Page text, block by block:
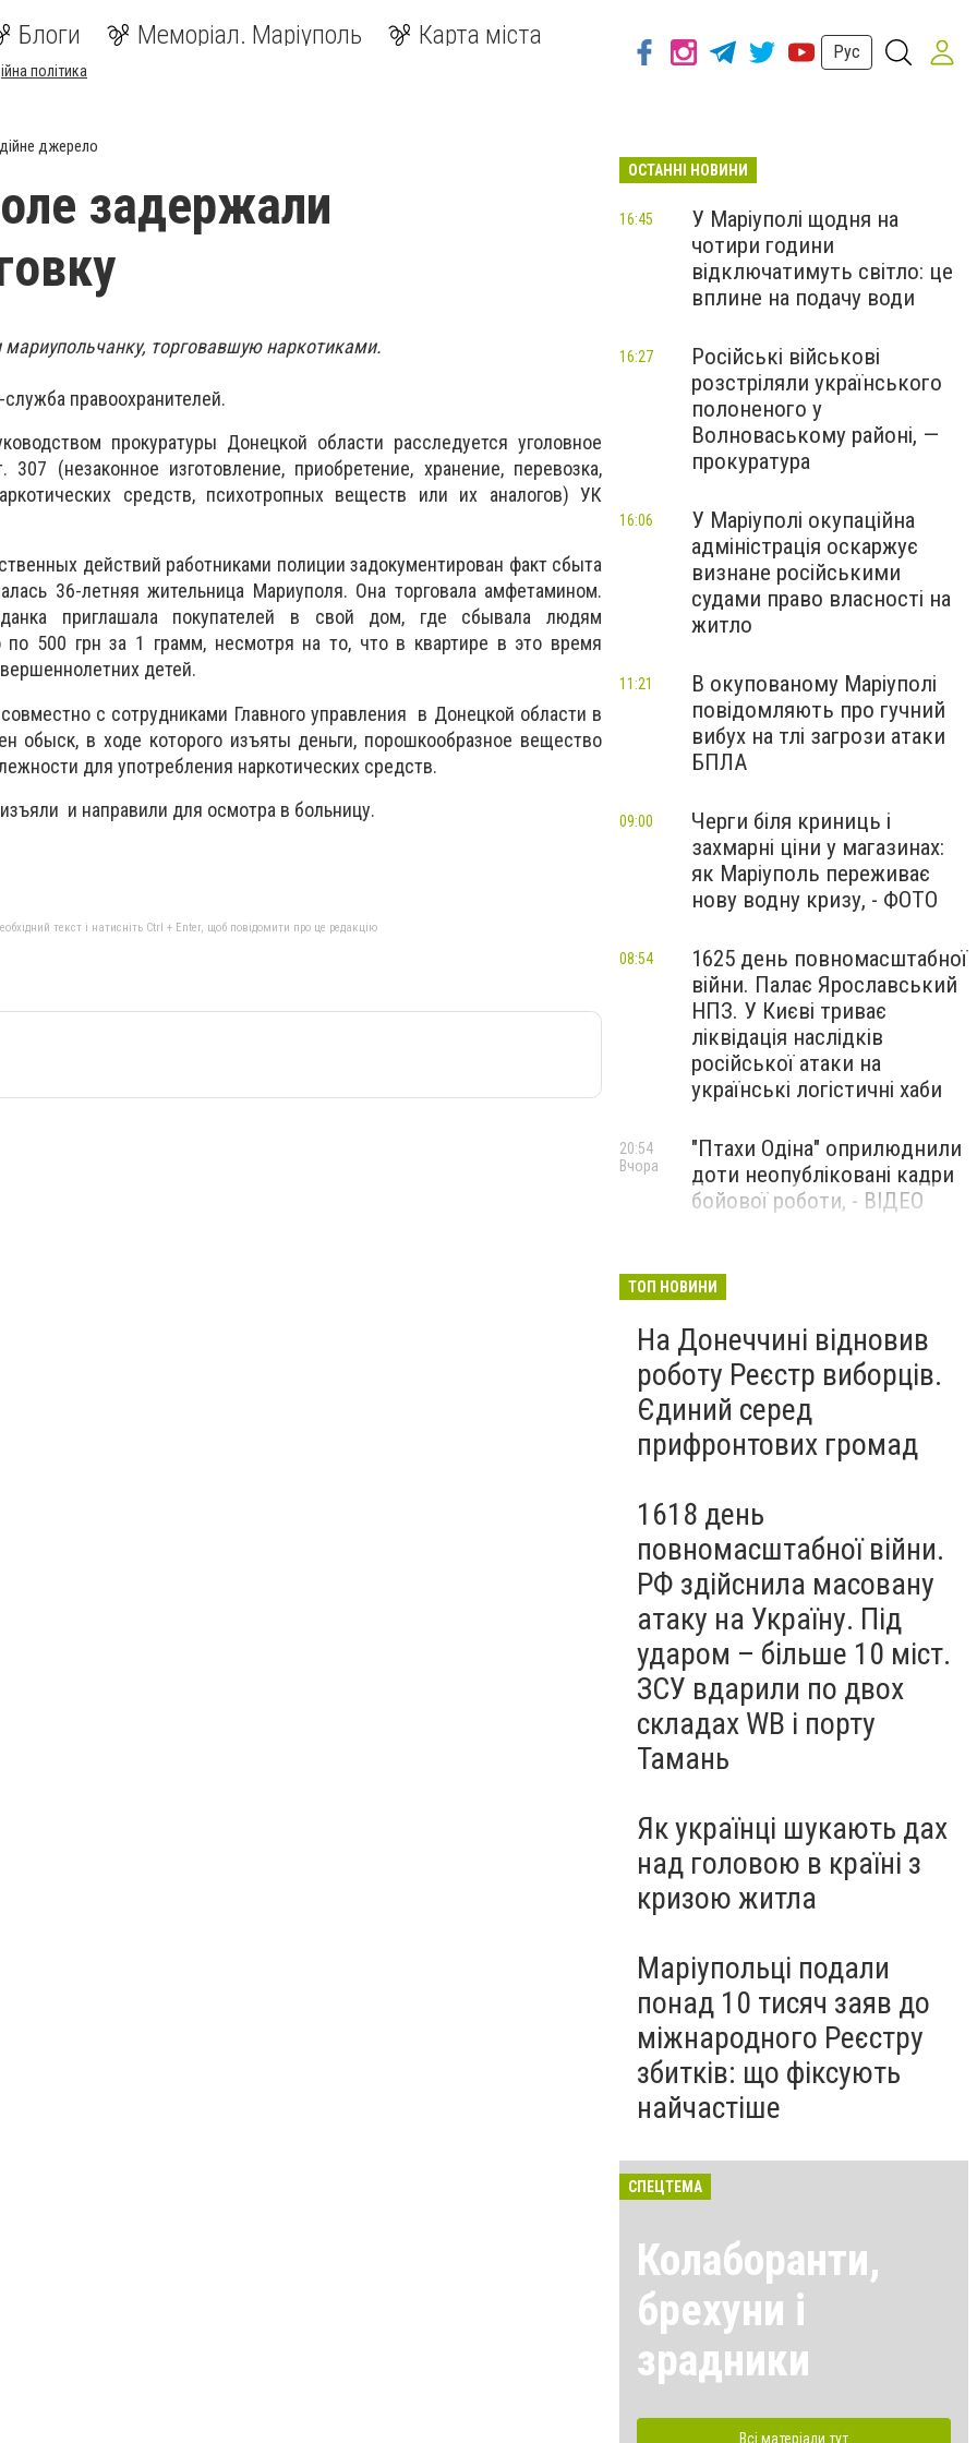
Блоги Меморіал. Маріуполь Карта міста
політика
Рус
джерело
задержали
мариупольчанку, торговавшую наркотиками.
правоохранителей.
прокуратуры Донецкой области расследуется уголовное
(незаконное изготовление, приобретение, хранение, перевозка,
средств, психотропных веществ или их аналогов) УК
действий работниками полиции задокументирован факт сбыта
36-летняя жительница Мариуполя. Она торговала амфетамином.
приглашала покупателей в свой дом, где сбывала людям
по 500 грн за 1 грамм, несмотря на то, что в квартире в это время
детей.
с сотрудниками Главного управления в Донецкой области в
обыск, в ходе которого изъяты деньги, порошкообразное вещество
для употребления наркотических средств.
и направили для осмотра в больницу.
текст і натисніть Ctrl + Enter, щоб повідомити про це редакцію
ОСТАННІ НОВИНИ
У Маріуполі щодня на
чотири години
відключатимуть світло: це
вплине на подачу води
16:45
Російські військові
розстріляли українського
полоненого у
Волноваському районі, —
прокуратура
16:27
У Маріуполі окупаційна
адміністрація оскаржує
визнане російськими
судами право власності на
житло
16:06
В окупованому Маріуполі
повідомляють про гучний
вибух на тлі загрози атаки
БПЛА
11:21
Черги біля криниць і
захмарні ціни у магазинах:
як Маріуполь переживає
нову водну кризу, - ФОТО
09:00
1625 день повномасштабної
війни. Палає Ярославський
НПЗ. У Києві триває
ліквідація наслідків
російської атаки на
українські логістичні хаби
08:54
"Птахи Одіна" оприлюднили
доти неопубліковані кадри
бойової роботи, - ВІДЕО
20:54
Вчора
Бєдняков зіграє тата
новому українському
фільмі, - ФОТО
Вчора
ТОП НОВИНИ
На Донеччині відновив
роботу Реєстр виборців.
Єдиний серед
прифронтових громад
1618 день
повномасштабної війни.
РФ здійснила масовану
атаку на Україну. Під
ударом – більше 10 міст.
ЗСУ вдарили по двох
складах WB і порту
Тамань
Як українці шукають дах
над головою в країні з
кризою житла
Маріупольці подали
понад 10 тисяч заяв до
міжнародного Реєстру
збитків: що фіксують
найчастіше
СПЕЦТЕМА
Колаборанти,
брехуни і
зрадники
Всі матеріали тут